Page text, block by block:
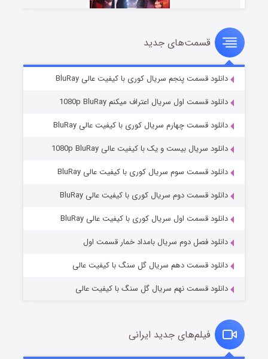
سریال زشت
قسمت۲ (زیرنویس) منتشر شد
مردگان متحرک: شهر مرده ۳
قسمت۲ (زیرنویس) منتشر شد
قسمت‌های جدید
دانلود قسمت پنجم سریال کوری با کیفیت عالی BluRay
دانلود قسمت اول سریال اعتراف میکنم 1080p BluRay
دانلود قسمت چهارم سریال کوری با کیفیت عالی BluRay
دانلود سریال بیست و یک با کیفیت عالی 1080p BluRay
دانلود قسمت سوم سریال کوری با کیفیت عالی BluRay
دانلود قسمت دوم سریال کوری با کیفیت عالی BluRay
دانلود قسمت اول سریال کوری با کیفیت عالی BluRay
دانلود فصل دوم سریال بامداد خمار قسمت اول
دانلود قسمت دهم سریال گل سنگ با کیفیت عالی
دانلود قسمت نهم سریال گل سنگ با کیفیت عالی
فیلم‌های جدید ایرانی